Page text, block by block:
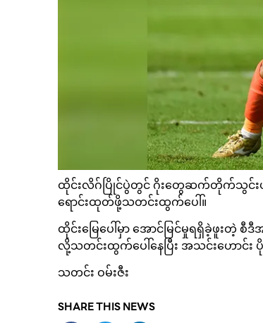
ထိုင်းလိဂ်ပြိုင်ပွဲတွင် ဂိုးတွေဆက်တိုက်သွင်း
ရောင်းထုတ်ဖို့သတင်းထွက်ပေါ်။
ထိုင်းမြေပေါ်မှာ အောင်မြင်မှုရရှိခဲ့ဖူ
လို့သတင်းထွက်ပေါ်နေပြီး အသင်းဟောင်
သတင်း ဝမ်းဇီး
SHARE THIS NEWS